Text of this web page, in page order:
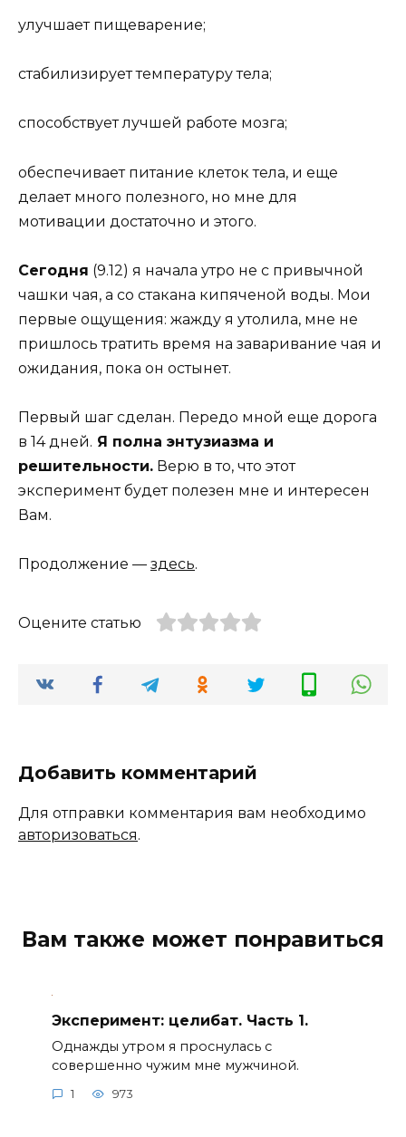
улучшает пищеварение;
стабилизирует температуру тела;
способствует лучшей работе мозга;
обеспечивает питание клеток тела, и еще
делает много полезного, но мне для
мотивации достаточно и этого.
Сегодня (9.12) я начала утро не с привычной
чашки чая, а со стакана кипяченой воды. Мои
первые ощущения: жажду я утолила, мне не
пришлось тратить время на заваривание чая и
ожидания, пока он остынет.
Первый шаг сделан. Передо мной еще дорога
в 14 дней. Я полна энтузиазма и
решительности. Верю в то, что этот
эксперимент будет полезен мне и интересен
Вам.
Продолжение — здесь.
Оцените статью
Добавить комментарий
Для отправки комментария вам необходимо
авторизоваться.
Вам также может понравиться
Эксперимент: целибат. Часть 1.
Однажды утром я проснулась с
совершенно чужим мне мужчиной.
1 973